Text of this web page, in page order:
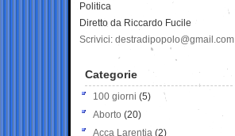
Politica
Diretto da Riccardo Fucile
Scrivici: destradipopolo@gmail.com
Categorie
100 giorni (5)
Aborto (20)
Acca Larentia (2)